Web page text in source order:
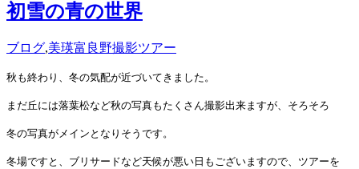
初雪の青の世界
ブログ,美瑛富良野撮影ツアー
秋も終わり、冬の気配が近づいてきました。
まだ丘には落葉松など秋の写真もたくさん撮影出来ますが、そろそろ
冬の写真がメインとなりそうです。
冬場ですと、ブリサードなど天候が悪い日もございますので、ツアーを